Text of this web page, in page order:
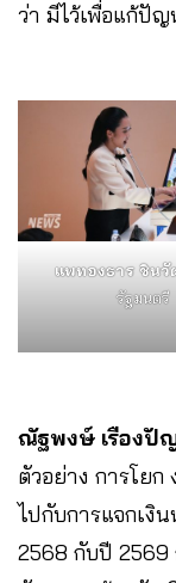
ว่า มีไว้เพื่อแก้ปั
แพทองธาร ชินวั
รัฐมนตรี
ณัฐพงษ์ เรือง
ตัวอย่าง การโยก
ไปกับการแจกเงิ
2568 กับปี 2569